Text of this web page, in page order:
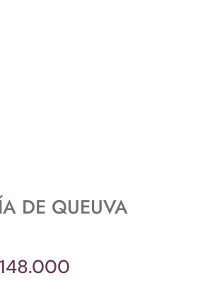
DE QUEUVA
148.000